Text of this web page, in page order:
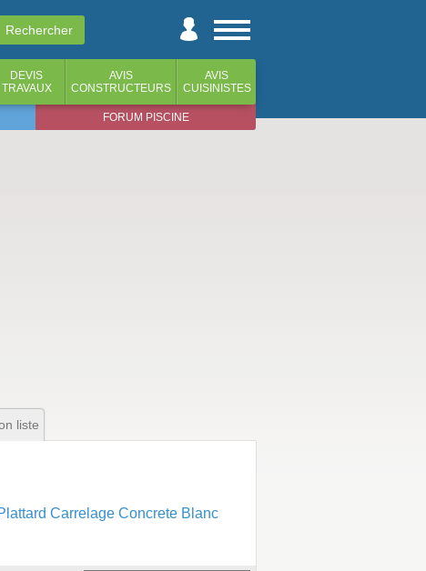
DEVIS
TRAVAUX
AVIS
CONSTRUCTEURS
AVIS
CUISINISTES
FORUM PISCINE
liste
Carrelage Concrete Blanc